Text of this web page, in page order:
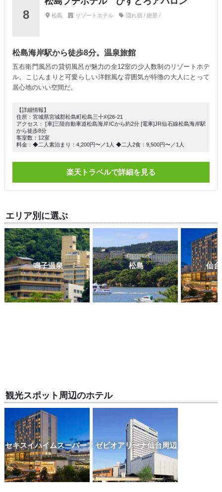
8 松島 リゾートホテル 隠れ宿 / 絶景 /
松島海岸駅から徒歩8分。温泉旅館
五右衛門風呂の貸切風呂が魅力の全12室の少人数制のリゾートホテ
ル。こじんまりと可愛らしい洋館風な雰囲気が特徴の大人にとって
居心地のいい空間だ。
【詳細情報】
住所：宮城県宮城郡松島町松島三十刈26-21
アクセス： [車]三陸自動車道松島海岸ICから約2分 [電車]JR仙石線松島海岸駅
から徒歩8分
客室数：12室
料金：◆二人素泊まり：4,200円〜／1人 ◆二人2食：9,500円〜／1人
楽天トラベルで詳細を見る
エリア別に選ぶ
鳴子温泉 松島 仙
観光スポット周辺のホテル
セキスイハイムスーパーアリーナ周辺ゼビオアリーナ仙台周辺